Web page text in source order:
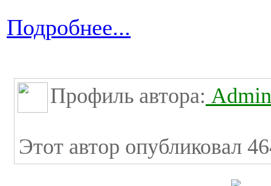
Подробнее...
Профиль автора:
Этот автор опубликовал